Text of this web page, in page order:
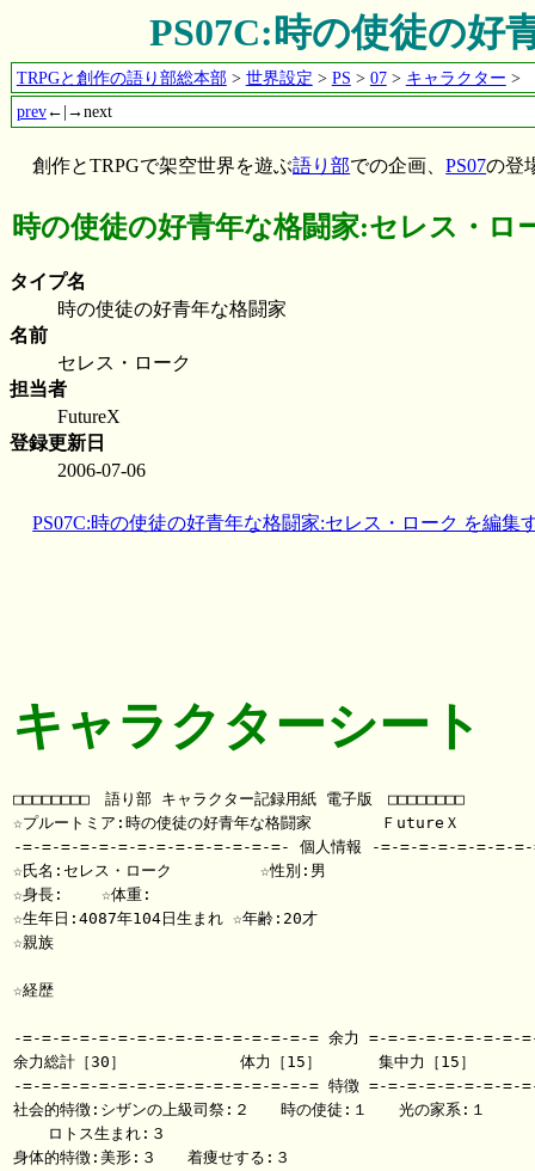
PS07C:時の使徒の好
TRPGと創作の語り部総本部> 世界設定 > PS > 07> キャラクター >
prev←|→next
創作とTRPGで架空世界を遊ぶ語り部での企画、PS07の登
時の使徒の好青年な格闘家:セレス・ロ
タイプ名
時の使徒の好青年な格闘家
名前
セレス・ローク
担当者
FutureX
登録更新日
2006-07-06
PS07C:時の使徒の好青年な格闘家:セレス・ローク を編集
キャラクターシート
□□□□□□□□　語り部 キャラクター記録用紙 電子版　□□□□□□□□
☆プルートミア:時の使徒の好青年な格闘家   　　 ＦutureＸ
-=-=-=-=-=-=-=-=-=-=-=-=-=-=- 個人情報 -=-=-=-=-=-=-=-
☆氏名:セレス・ローク     　　 ☆性別:男
☆身長:    ☆体重:
☆生年日:4087年104日生まれ ☆年齢:20才
☆親族
☆経歴
-=-=-=-=-=-=-=-=-=-=-=-=-=-=-=-= 余力 =-=-=-=-=-=-=-=-
余力総計［30］            体力［15］      集中力［15］
-=-=-=-=-=-=-=-=-=-=-=-=-=-=-=-= 特徴 =-=-=-=-=-=-=-=-
社会的特徴:シザンの上級司祭:２　　時の使徒:１　　光の家系:１
ロトス生まれ:３
身体的特徴:美形:３　　着痩せする:３